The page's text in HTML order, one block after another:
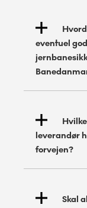
eventuel
leverandør
forvejen?
Skal